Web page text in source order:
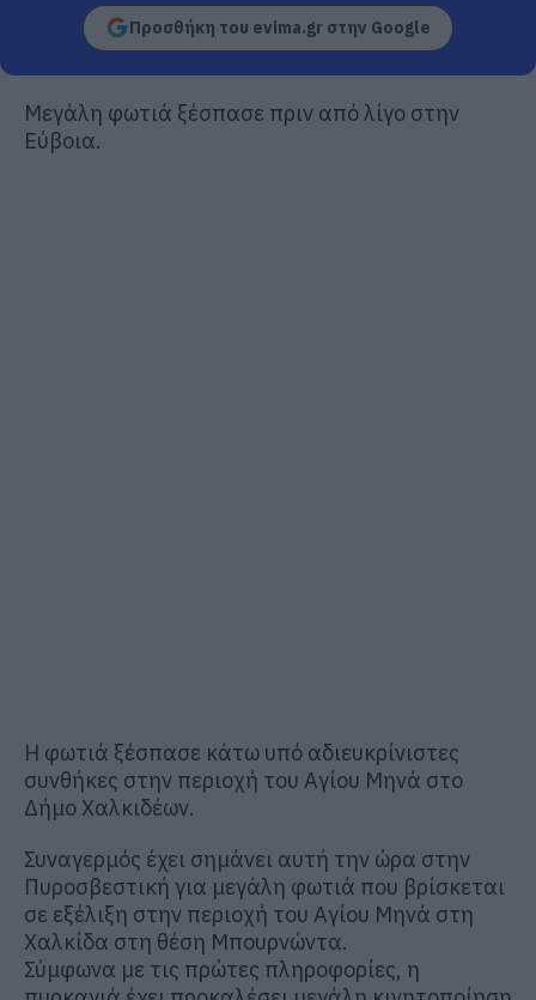
Προσθήκη του evima.gr στην Google
Μεγάλη φωτιά ξέσπασε πριν από λίγο στην
Εύβοια.
Η φωτιά ξέσπασε κάτω υπό αδιευκρίνιστες
συνθήκες στην περιοχή του Αγίου Μηνά στο
Δήμο Χαλκιδέων.
Συναγερμός έχει σημάνει αυτή την ώρα στην
Πυροσβεστική για μεγάλη φωτιά που βρίσκεται
σε εξέλιξη στην περιοχή του Αγίου Μηνά στη
Χαλκίδα στη θέση Μπουρνώντα.
Σύμφωνα με τις πρώτες πληροφορίες, η